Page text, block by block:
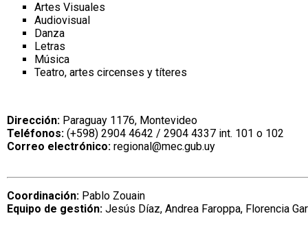
Artes Visuales
Audiovisual
Danza
Letras
Música
Teatro, artes circenses y títeres
Dirección: Paraguay 1176, Montevideo
Teléfonos: (+598) 2904 4642 / 2904 4337 int. 101 o 102
Correo electrónico: regional@mec.gub.uy
Coordinación: Pablo Zouain
Equipo de gestión: Jesús Díaz, Andrea Faroppa, Florencia